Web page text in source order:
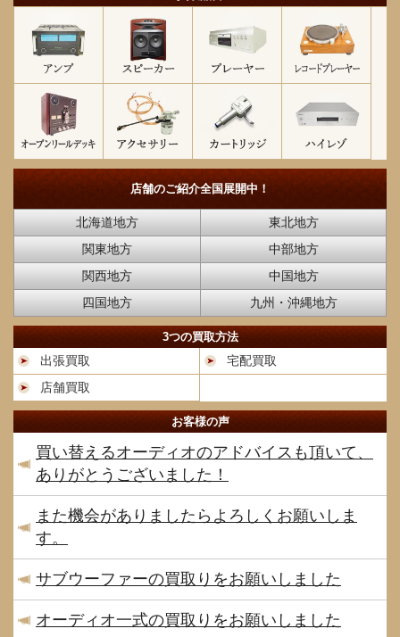
店舗のご紹介全国展開中！
北海道地方
東北地方
関東地方
中部地方
関西地方
中国地方
四国地方
九州・沖縄地方
3つの買取方法
出張買取
宅配買取
店舗買取
お客様の声
買い替えるオーディオのアドバイスも頂いて、
ありがとうございました！
また機会がありましたらよろしくお願いしま
す。
サブウーファーの買取りをお願いしました
オーディオ一式の買取りをお願いしました